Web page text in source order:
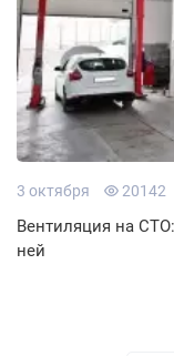
3 октября 20142
Вентиляция на
ней